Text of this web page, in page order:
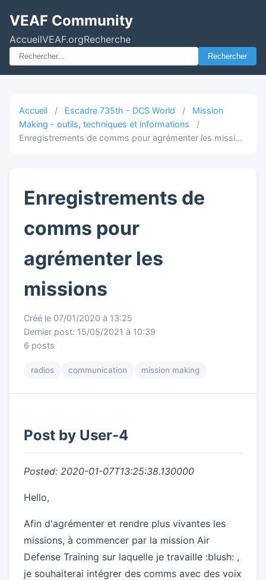
VEAF Community
AccueilVEAF.orgRecherche
Rechercher
Accueil / Escadre 735th - DCS World /
Mission
Making - outils, techniques et informations
/
Enregistrements de comms pour agrémenter les missi...
Enregistrements de
comms pour
agrémenter les
missions
Créé le 07/01/2020 à 13:25
Dernier post: 15/05/2021 à 10:39
6 posts
radios communication mission making
Post by User-4
Posted: 2020-01-07T13:25:38.130000
Hello,
Afin d'agrémenter et rendre plus vivantes les
missions, à commencer par la mission Air
Defense Training sur laquelle je travaille :blush: ,
je souhaiterai intégrer des comms avec des voix